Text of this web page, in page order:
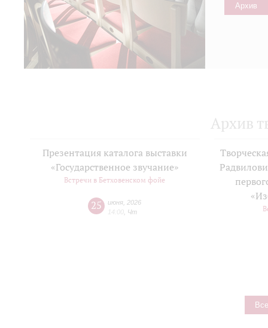
Архив
Архив
Презентация каталога выставки
«Государственное звучание»
Встречи в Бетховенском фойе
25 июня 2026
14:00 Чт